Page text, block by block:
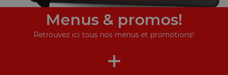
Menus & promos!
Retrouvez ici tous nos menus et promotions!
+